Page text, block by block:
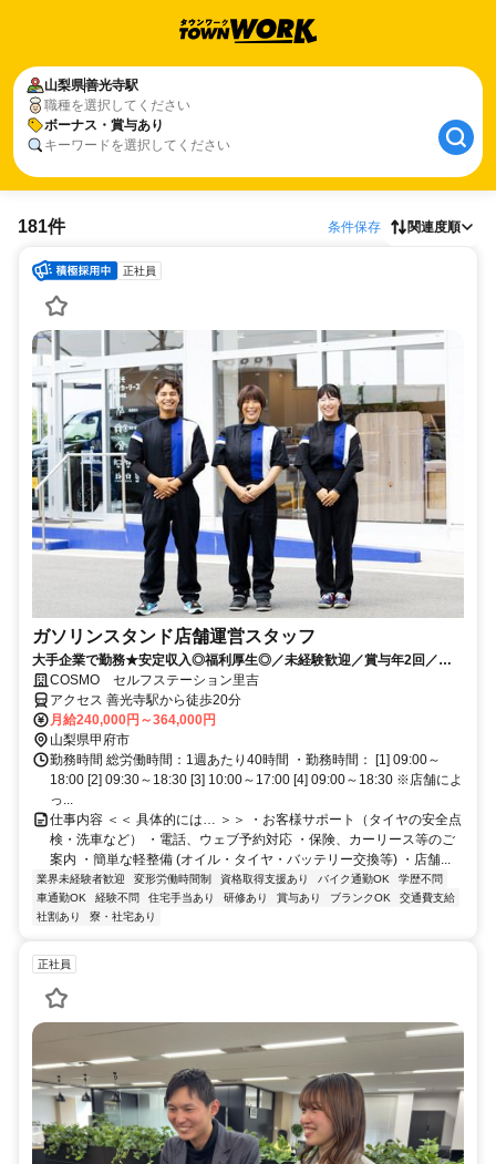
山梨県善光寺駅
職種を選択してください
ボーナス・賞与あり
キーワードを選択してください
181件 条件保存 関連度順
正社員
ガソリンスタンド店舗運営スタッフ
大手企業で勤務★安定収入◎福利厚生◎／未経験歓迎／賞与年2回／月9
～12日休み+休暇制度も充実◎／サービス残業無し
COSMO セルフステーション里吉
アクセス 善光寺駅から徒歩20分
月給240,000円～364,000円
山梨県甲府市
勤務時間 総労働時間：1週あたり40時間 ・勤務時間： [1] 09:00～
18:00 [2] 09:30～18:30 [3] 10:00～17:00 [4] 09:00～18:30 ※店舗によ
っ...
仕事内容 ＜＜ 具体的には… ＞＞ ・お客様サポート（タイヤの安全点
検・洗車など） ・電話、ウェブ予約対応 ・保険、カーリース等のご
案内 ・簡単な軽整備 (オイル・タイヤ・バッテリー交換等) ・店舗...
業界未経験者歓迎 変形労働時間制 資格取得支援あり バイク通勤OK
学歴不問
車通勤OK
経験不問 住宅手当あり 研修あり 賞与あり ブランクOK
交通費支給
社割あり
寮・社宅あり
正社員